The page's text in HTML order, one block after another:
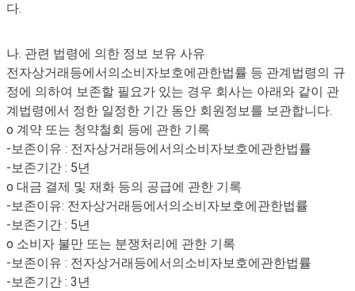
다.
나. 관련 법령에 의한 정보 보유 사유
전자상거래등에서의소비자보호에관한법률 등 관계법령의 규
정에 의하여 보존할 필요가 있는 경우 회사는 아래와 같이 관
계법령에서 정한 일정한 기간 동안 회원정보를 보관합니다.
o 계약 또는 청약철회 등에 관한 기록
-보존이유 : 전자상거래등에서의소비자보호에관한법률
-보존기간 : 5년
o 대금 결제 및 재화 등의 공급에 관한 기록
-보존이유: 전자상거래등에서의소비자보호에관한법률
-보존기간 : 5년
o 소비자 불만 또는 분쟁처리에 관한 기록
-보존이유 : 전자상거래등에서의소비자보호에관한법률
-보존기간 : 3년